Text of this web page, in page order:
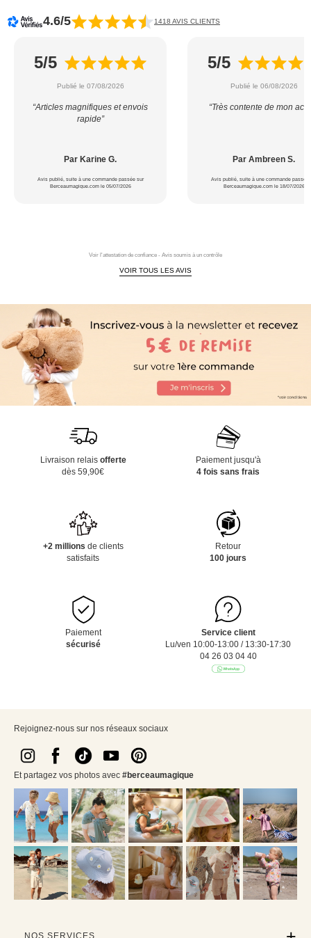
4.6/5 1418 AVIS CLIENTS
5/5
Publié le 07/08/2026
“Articles magnifiques et envois
rapide”
Par Karine G.
Avis publié, suite à une commande passée sur
Berceaumagique.com le 05/07/2026
5/5
Publié le 06/08/2026
“Très contente de mon
Par Ambreen S.
Avis publié, suite à une commande passée
Berceaumagique.com le 18/07/2026
Voir l'attestation de confiance - Avis soumis à un contrôle
VOIR TOUS LES AVIS
Livraison relais offerte
dès 59,90€
Paiement jusqu'à
4 fois sans frais
+2 millions de clients
satisfaits
Retour
100 jours
Paiement
sécurisé
Service client
Lu/ven 10:00-13:00 / 13:30-17:30
04 26 03 04 40
Rejoignez-nous sur nos réseaux sociaux
Et partagez vos photos avec #berceaumagique